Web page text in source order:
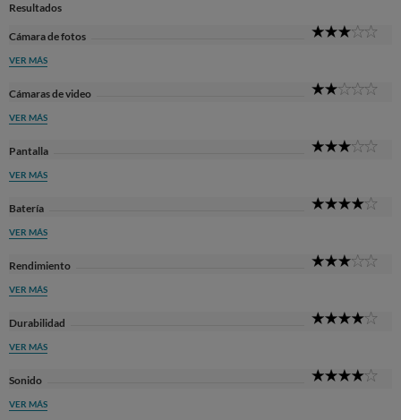
Resultados
Cámara de fotos
VER MÁS
Cámaras de video
VER MÁS
Pantalla
VER MÁS
Batería
VER MÁS
Rendimiento
VER MÁS
Durabilidad
VER MÁS
Sonido
VER MÁS